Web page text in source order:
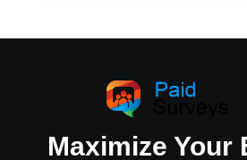
Maximize Your